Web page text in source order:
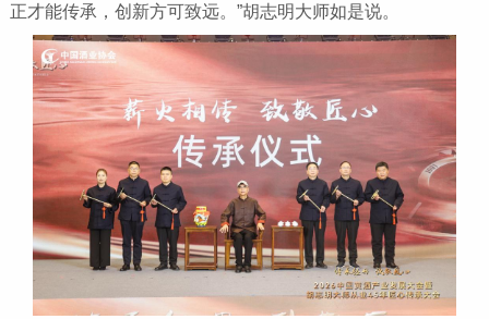
正才能传承，创新方可致远。”胡志明大师如是说。